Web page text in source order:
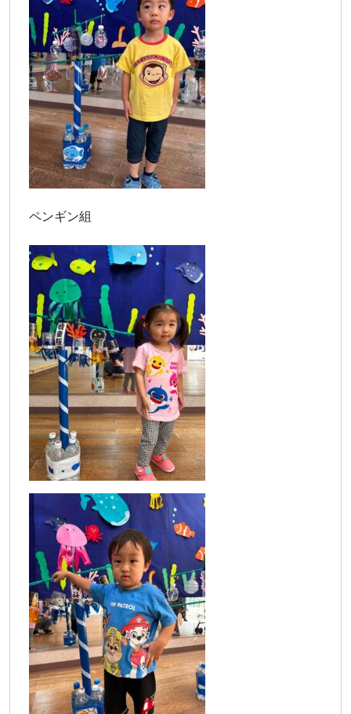
ペンギン組